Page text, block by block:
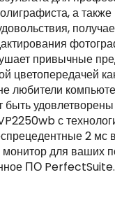
а также
привычные
цветопередачей
любители
быть
с
2 мс
монитор для ваших
ПО PerfectSuite.